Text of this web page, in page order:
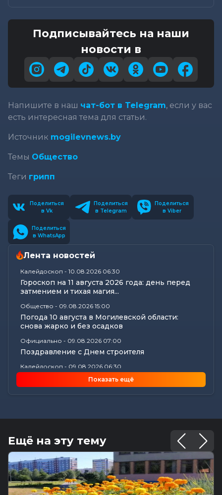
Подписывайтесь на наши
новости в
Напишите в наш чат-бот в Telegram, если у вас
есть интересная тема для статьи.
Источник mogilevnews.by
Темы Общество
Теги грипп
Поделиться
в Vk
Поделиться
в Telegram
Поделиться
в Viber
Поделиться
в WhatsApp
Лента новостей
Калейдоскоп - 10.08.2026 06:30
Гороскоп на 11 августа 2026 года: день перед
затмением и тихая магия...
Общество - 09.08.2026 15:00
Погода 10 августа в Могилевской области:
снова жарко и без осадков
Официально - 09.08.2026 07:00
Поздравление с Днем строителя
Калейдоскоп - 09.08.2026 06:30
Что приготовили звезды на 10 августа? Полный
астропрогноз для каждого...
Погоня в Костюковичском районе: 15-летний
мотоциклист пытался...
Калейдоскоп -08.08.2026 16:53
В Могилеве впервые проходят масштабные
соревнования по мотоспорту...
Показать ещё
Ещё на эту тему